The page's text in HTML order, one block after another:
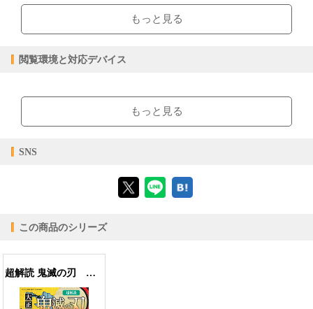
冨岡義勇×不死川実弥
伊黒小芭内×甘露寺蜜璃
冨岡義勇×胡蝶しのぶ
珠世×胡蝶しのぶ
宇髄天元×我妻善逸
■第二章 物語考察
------------
1~6巻 竈門炭治郎立志編
ファイルサイズ 52.10MB
もっと見る
閲覧環境と対応デバイス
ブラウザビューア・PC版ConTenDoビューア・モバイルビューア
【対応デバイス】
【PC版ConTenDoビューア】
【モバイルビューア】
もっと見る
SNS
この商品のシリーズ
超解読 鬼滅の刃 大正鬼殺考察録